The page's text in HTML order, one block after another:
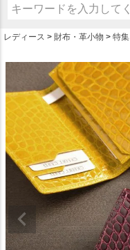
レディース 財布・革小物 特集